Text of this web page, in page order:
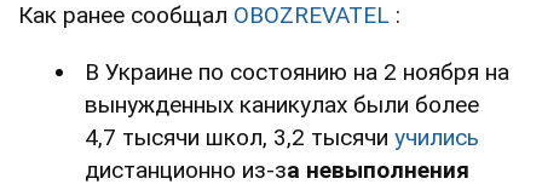
Как ранее сообщал OBOZREVATEL :
В Украине по состоянию на 2 ноября на
вынужденных каникулах были более
4,7 тысячи школ, 3,2 тысячи учились
дистанционно из-за невыполнения